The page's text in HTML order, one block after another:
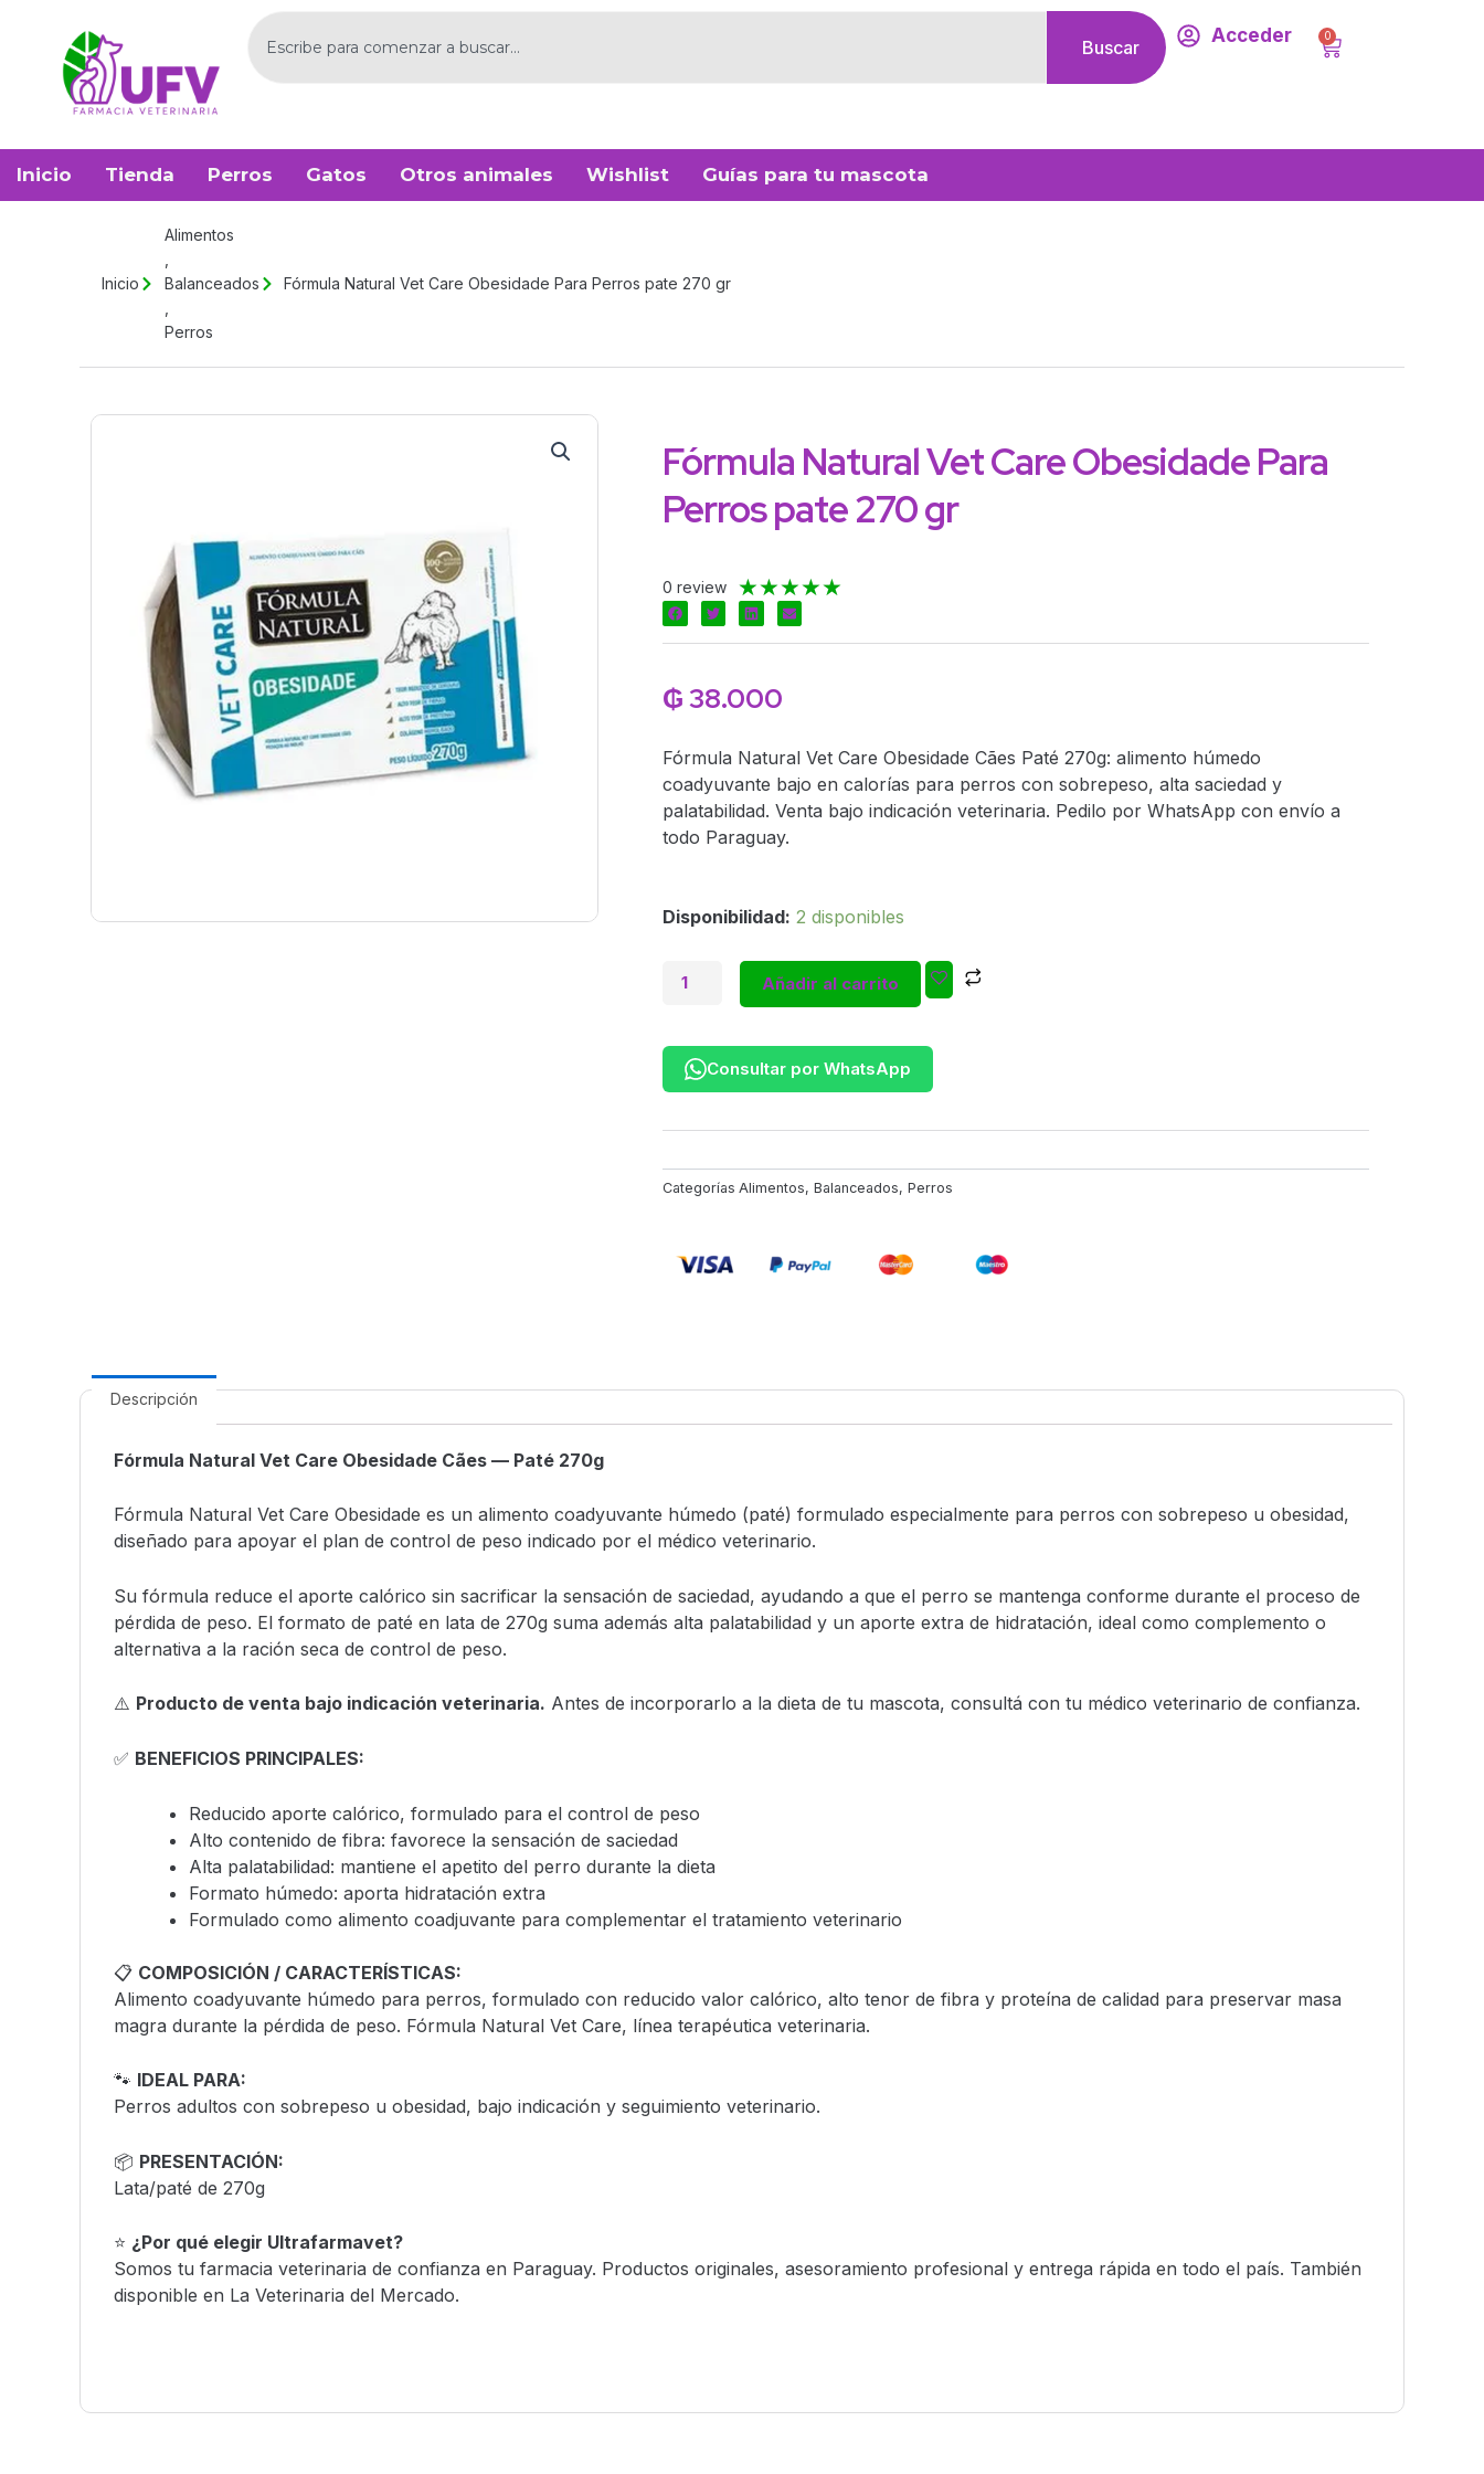
contenido
Buscar
Buscar
Acceder 0
Carrito
Inicio Tienda Perros Gatos Otros animales Wishlist Guías para tu mascota
Inicio
Alimentos
Balanceados
Perros
Fórmula Natural Vet Care Obesidade Para Perros pate 270 gr
Fórmula Natural Vet Care Obesidade Para
Perros pate 270 gr
0 review ★★★★★
5
₲38.000
Fórmula Natural Vet Care Obesidade Cães Paté 270g: alimento húmedo
coadyuvante bajo en calorías para perros con sobrepeso, alta saciedad y
palatabilidad. Venta bajo indicación veterinaria. Pedilo por WhatsApp con envío a
todo Paraguay.
Disponibilidad: 2 disponibles
Fórmula
Care
Para
Perros
270
cantidad
Añadir al carrito
Consultar por WhatsApp
Categorías Alimentos, Balanceados, Perros
Descripción
Fórmula Natural Vet Care Obesidade Cães — Paté 270g
Fórmula Natural Vet Care Obesidade es un alimento coadyuvante húmedo (paté) formulado especialmente para perros con sobrepeso u obesidad,
diseñado para apoyar el plan de control de peso indicado por el médico veterinario.
Su fórmula reduce el aporte calórico sin sacrificar la sensación de saciedad, ayudando a que el perro se mantenga conforme durante el proceso de
pérdida de peso. El formato de paté en lata de 270g suma además alta palatabilidad y un aporte extra de hidratación, ideal como complemento o
alternativa a la ración seca de control de peso.
⚠️ Producto de venta bajo indicación veterinaria. Antes de incorporarlo a la dieta de tu mascota, consultá con tu médico veterinario de confianza.
✅ BENEFICIOS PRINCIPALES:
Reducido aporte calórico, formulado para el control de peso
Alto contenido de fibra: favorece la sensación de saciedad
Alta palatabilidad: mantiene el apetito del perro durante la dieta
Formato húmedo: aporta hidratación extra
Formulado como alimento coadjuvante para complementar el tratamiento veterinario
📋 COMPOSICIÓN / CARACTERÍSTICAS:
Alimento coadyuvante húmedo para perros, formulado con reducido valor calórico, alto tenor de fibra y proteína de calidad para preservar masa
magra durante la pérdida de peso. Fórmula Natural Vet Care, línea terapéutica veterinaria.
🐾 IDEAL PARA:
Perros adultos con sobrepeso u obesidad, bajo indicación y seguimiento veterinario.
📦 PRESENTACIÓN:
Lata/paté de 270g
⭐ ¿Por qué elegir Ultrafarmavet?
Somos tu farmacia veterinaria de confianza en Paraguay. Productos originales, asesoramiento profesional y entrega rápida en todo el país. También
disponible en La Veterinaria del Mercado.